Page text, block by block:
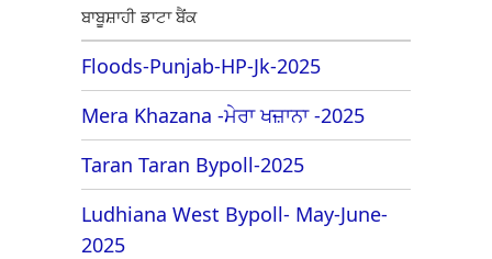
ਬਾਬੂਸ਼ਾਹੀ ਡਾਟਾ ਬੈਂਕ
Floods-Punjab-HP-Jk-2025
Mera Khazana -ਮੇਰਾ ਖਜ਼ਾਨਾ -2025
Taran Taran Bypoll-2025
Ludhiana West Bypoll- May-June-
2025